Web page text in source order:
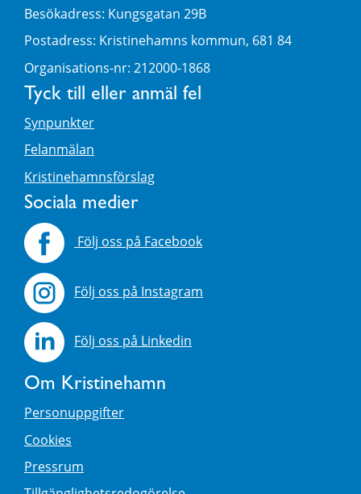
Besökadress: Kungsgatan 29B
Postadress: Kristinehamns kommun, 681 84
Organisations-nr: 212000-1868
Tyck till eller anmäl fel
Synpunkter
Felanmälan
Kristinehamnsförslag
Sociala medier
Följ oss på Facebook
Följ oss på Instagram
Följ oss på Linkedin
Om Kristinehamn
Personuppgifter
Cookies
Pressrum